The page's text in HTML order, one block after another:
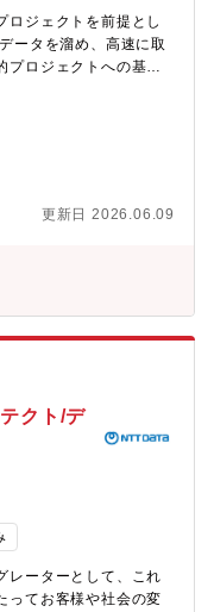
）※構内には社員食堂
業時間：30時間/月■在
ロジェクトを前提とし
ータを溜め、高速に取
プロジェクトへの基盤
は工場の各種センサや
、膨大なデータを取得
をビッグデータ化し、
す。今回配属予定の
実際にデータ解析／分
き出し、ビジネス課題
ンとしております。ま
催、大学などとの共同
境であり、最新の技術
ける環境です。【ポジ
となるため身近にや
す。また研究とは異な
ザーとのコミュニケー
り組みの結果をダイ
術に長けている方・
／サービス企画側
」というような想い
更新日 2026.06.09
クト/デ
レーターとして、これ
ってお客様や社会の変